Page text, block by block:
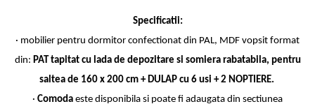
Specificatii:
· mobilier pentru dormitor confectionat din PAL, MDF vopsit format
din: PAT tapitat cu lada de depozitare si somiera rabatabila, pentru
saltea de 160 x 200 cm + DULAP cu 6 usi + 2 NOPTIERE.
· Comoda este disponibila si poate fi adaugata din sectiunea